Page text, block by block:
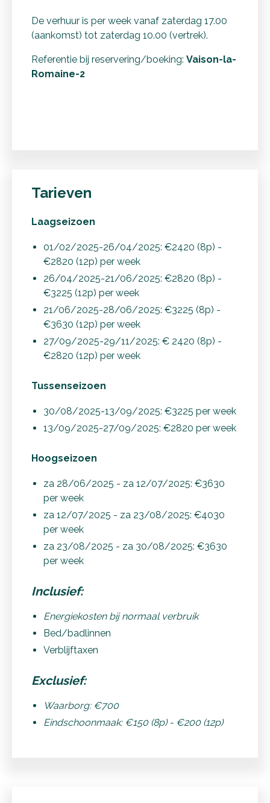
De verhuur is per week vanaf zaterdag 17.00
(aankomst) tot zaterdag 10.00 (vertrek).
Referentie bij reservering/boeking: Vaison-la-
Romaine-2
Tarieven
Laagseizoen
01/02/2025-26/04/2025: €2420 (8p) -
€2820 (12p) per week
26/04/2025-21/06/2025: €2820 (8p) -
€3225 (12p) per week
21/06/2025-28/06/2025: €3225 (8p) -
€3630 (12p) per week
27/09/2025-29/11/2025: € 2420 (8p) -
€2820 (12p) per week
Tussenseizoen
30/08/2025-13/09/2025: €3225 per week
13/09/2025-27/09/2025: €2820 per week
Hoogseizoen
za 28/06/2025 - za 12/07/2025: €3630
per week
za 12/07/2025 - za 23/08/2025: €4030
per week
za 23/08/2025 - za 30/08/2025: €3630
per week
Inclusief:
Energiekosten bij normaal verbruik
Bed/badlinnen
Verblijftaxen
Exclusief:
Waarborg: €700
Eindschoonmaak: €150 (8p) - €200 (12p)